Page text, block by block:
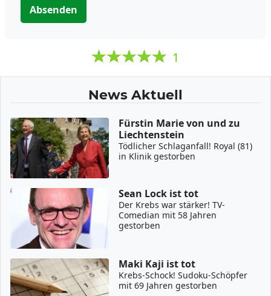
Absenden
1
News Aktuell
Fürstin Marie von und zu
Liechtenstein
Tödlicher Schlaganfall! Royal (81)
in Klinik gestorben
Sean Lock ist tot
Der Krebs war stärker! TV-
Comedian mit 58 Jahren
gestorben
Maki Kaji ist tot
Krebs-Schock! Sudoku-Schöpfer
mit 69 Jahren gestorben